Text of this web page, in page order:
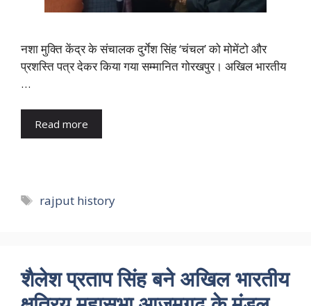
नशा मुक्ति केंद्र के संचालक दुर्गेश सिंह ‘चंचल’ को मोमेंटो और
प्रशस्ति पत्र देकर किया गया सम्मानित गोरखपुर। अखिल भारतीय
…
Read more
Tags
rajput history
शैलेश प्रताप सिंह बने अखिल भारतीय